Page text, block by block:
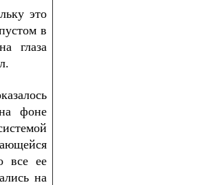
это
в
глаза
фоне
все ее
на